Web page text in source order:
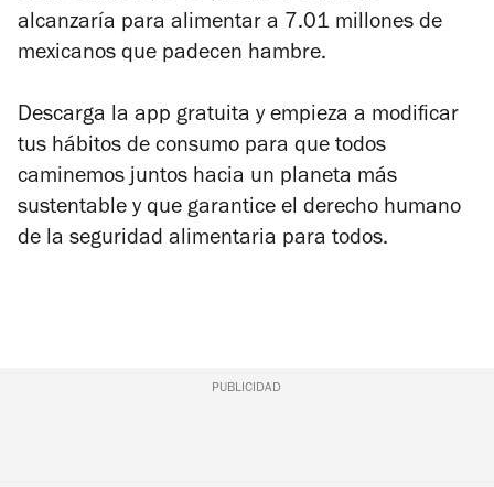
alcanzaría para alimentar a 7.01 millones de
mexicanos que padecen hambre.
Descarga la app gratuita y empieza a modificar
tus hábitos de consumo para que todos
caminemos juntos hacia un planeta más
sustentable y que garantice el derecho humano
de la seguridad alimentaria para todos.
PUBLICIDAD